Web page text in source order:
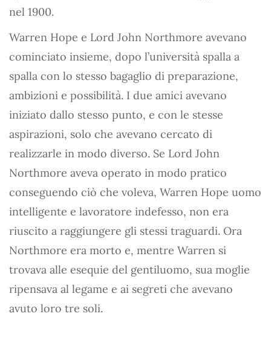
nel 1900.
Warren Hope e Lord John Northmore avevano
cominciato insieme, dopo l’università spalla a
spalla con lo stesso bagaglio di preparazione,
ambizioni e possibilità. I due amici avevano
iniziato dallo stesso punto, e con le stesse
aspirazioni, solo che avevano cercato di
realizzarle in modo diverso. Se Lord John
Northmore aveva operato in modo pratico
conseguendo ciò che voleva, Warren Hope uomo
intelligente e lavoratore indefesso, non era
riuscito a raggiungere gli stessi traguardi. Ora
Northmore era morto e, mentre Warren si
trovava alle esequie del gentiluomo, sua moglie
ripensava al legame e ai segreti che avevano
avuto loro tre soli.